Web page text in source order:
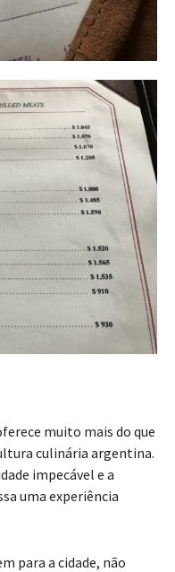
muito mais do que
culinária argentina.
impecável e a
uma experiência
para a cidade, não